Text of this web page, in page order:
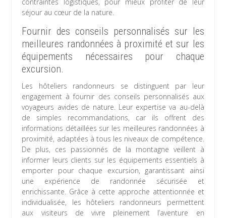
séjour au cœur de la nature.
Fournir des conseils personnalisés sur les
meilleures randonnées à proximité et sur les
équipements nécessaires pour chaque
excursion.
Les hôteliers randonneurs se distinguent par leur
engagement à fournir des conseils personnalisés aux
voyageurs avides de nature. Leur expertise va au-delà
de simples recommandations, car ils offrent des
informations détaillées sur les meilleures randonnées à
proximité, adaptées à tous les niveaux de compétence.
De plus, ces passionnés de la montagne veillent à
informer leurs clients sur les équipements essentiels à
emporter pour chaque excursion, garantissant ainsi
une expérience de randonnée sécurisée et
enrichissante. Grâce à cette approche attentionnée et
individualisée, les hôteliers randonneurs permettent
aux visiteurs de vivre pleinement l’aventure en